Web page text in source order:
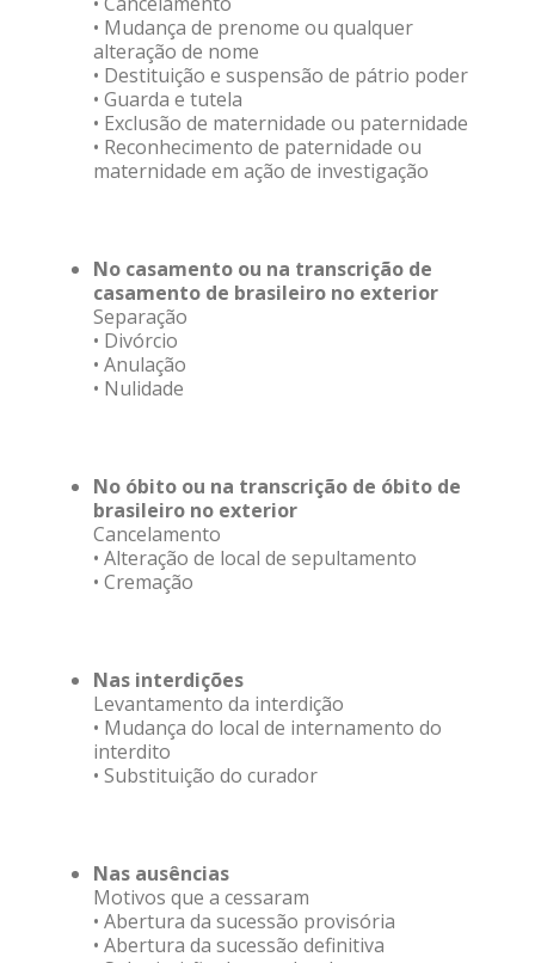
• Mudança de prenome ou qualquer
alteração de nome
• Destituição e suspensão de pátrio poder
• Guarda e tutela
• Exclusão de maternidade ou paternidade
• Reconhecimento de paternidade ou
maternidade em ação de investigação
No casamento ou na transcrição de
casamento de brasileiro no exterior
Separação
• Divórcio
• Anulação
• Nulidade
No óbito ou na transcrição de óbito de
brasileiro no exterior
Cancelamento
• Alteração de local de sepultamento
• Cremação
Nas interdições
Levantamento da interdição
• Mudança do local de internamento do
interdito
• Substituição do curador
Nas ausências
Motivos que a cessaram
• Abertura da sucessão provisória
• Abertura da sucessão definitiva